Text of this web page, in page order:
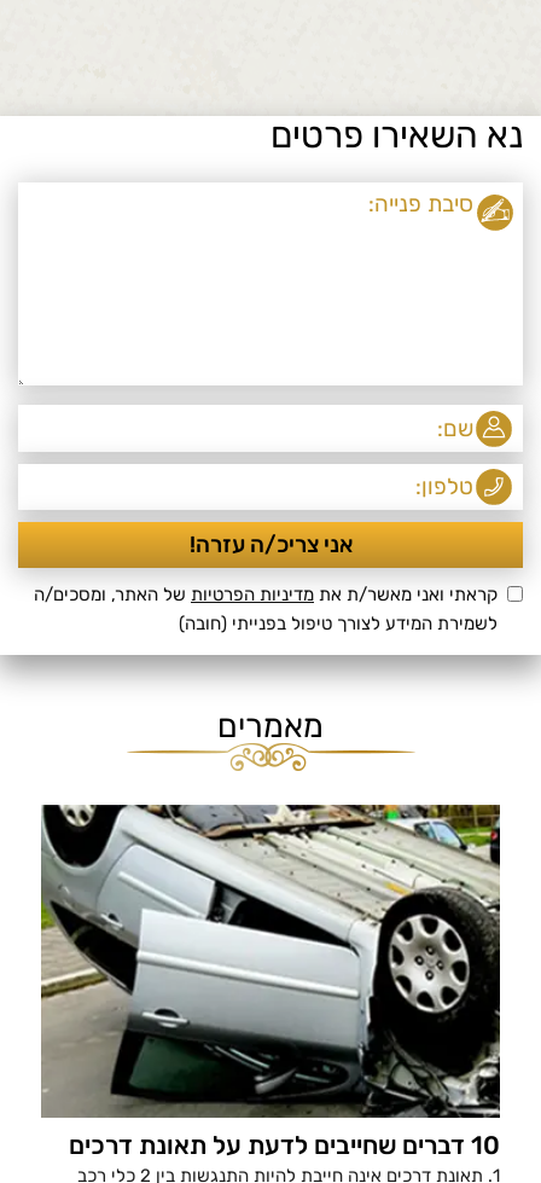
נא השאירו פרטים
קראתי ואני מאשר/ת את מדיניות הפרטיות של האתר, ומסכים/ה
לשמירת המידע לצורך טיפול בפנייתי (חובה)
מאמרים
10 דברים שחייבים לדעת על תאונת דרכים
1. תאונת דרכים אינה חייבת להיות התנגשות בין 2 כלי רכב